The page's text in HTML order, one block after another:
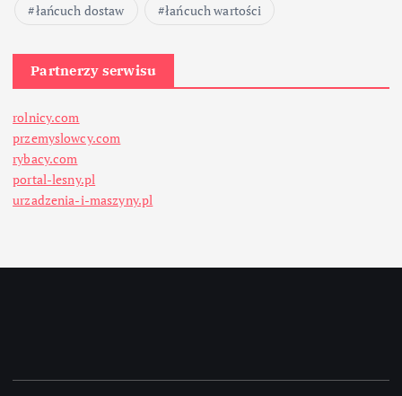
łańcuch dostaw
łańcuch wartości
Partnerzy serwisu
rolnicy.com
przemyslowcy.com
rybacy.com
portal-lesny.pl
urzadzenia-i-maszyny.pl